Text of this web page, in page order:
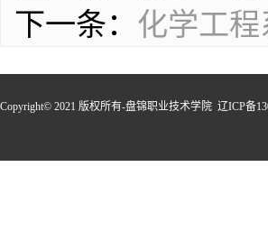
下一条： 化学工
Copyright© 2021 版权所有-盘锦职业技术学院 辽ICP备